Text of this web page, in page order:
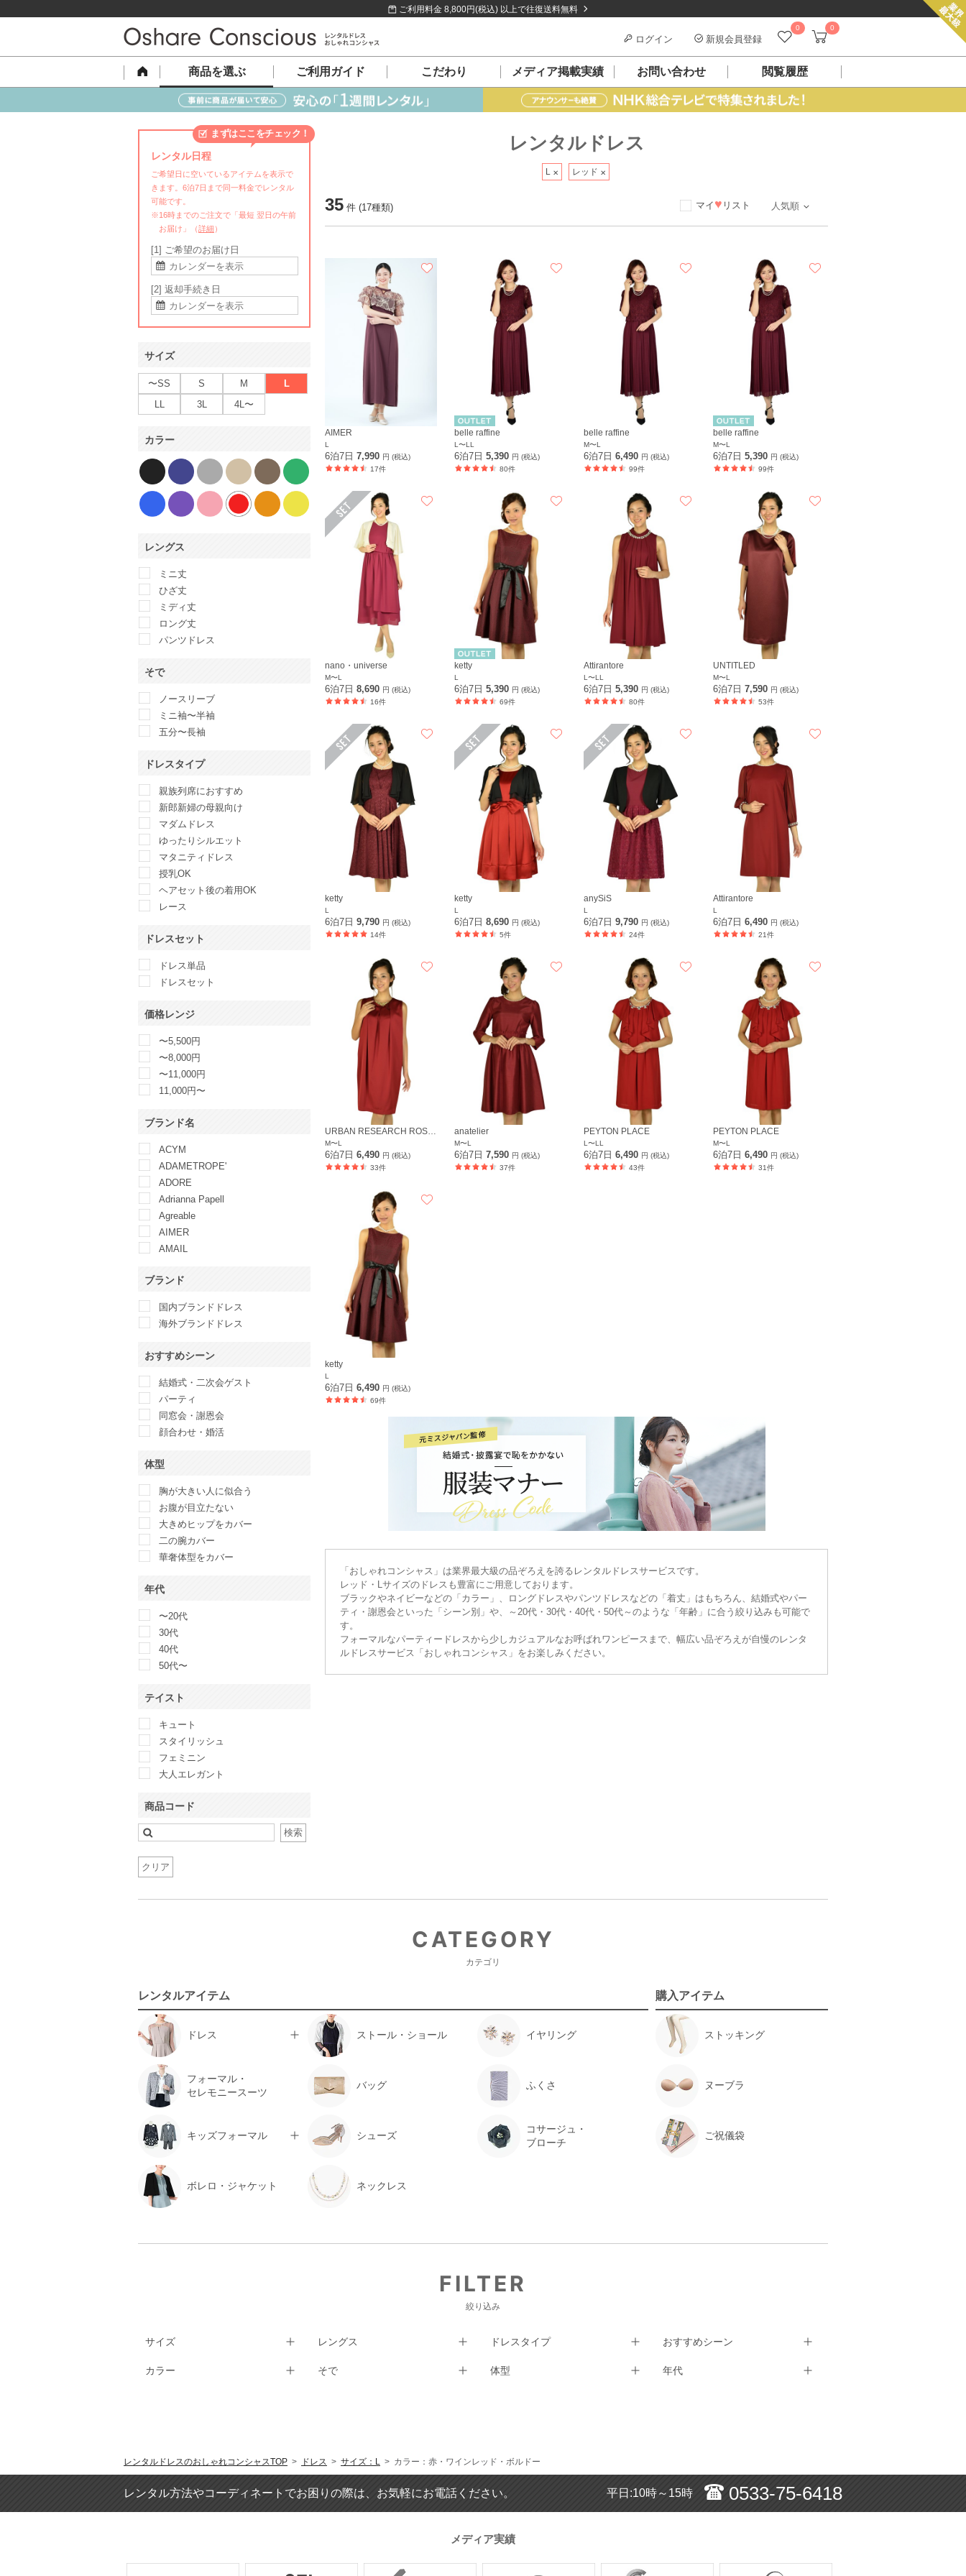
ご利用料金 8,800円(税込) 以上で往復送料無料
0 0
ログイン 新規会員登録
商品を選ぶ ご利用ガイド こだわり メディア掲載実績 お問い合わせ 閲覧履歴
レンタルドレス
L レッド
35 件 (17種類) マイ ♥ リスト 人気順
AIMER
L
6泊7日 7,990 円 (税込)
17件
belle raffine
L〜LL
6泊7日 5,390 円 (税込)
80件
belle raffine
M〜L
6泊7日 6,490 円 (税込)
99件
belle raffine
M〜L
6泊7日 5,390 円 (税込)
99件
nano・universe
M〜L
6泊7日 8,690 円 (税込)
16件
ketty
L
6泊7日 5,390 円 (税込)
69件
Attirantore
L〜LL
6泊7日 5,390 円 (税込)
80件
UNTITLED
M〜L
6泊7日 7,590 円 (税込)
53件
ketty
L
6泊7日 9,790 円 (税込)
14件
ketty
L
6泊7日 8,690 円 (税込)
5件
anySiS
L
6泊7日 9,790 円 (税込)
24件
Attirantore
L
6泊7日 6,490 円 (税込)
21件
URBAN RESEARCH ROSSO
M〜L
6泊7日 6,490 円 (税込)
33件
anatelier
M〜L
6泊7日 7,590 円 (税込)
37件
PEYTON PLACE
L〜LL
6泊7日 6,490 円 (税込)
43件
PEYTON PLACE
M〜L
6泊7日 6,490 円 (税込)
31件
ketty
L
6泊7日 6,490 円 (税込)
69件
「おしゃれコンシャス」は業界最大級の品ぞろえを誇るレンタルドレスサービスです。
レッド・Lサイズのドレスも豊富にご用意しております。
ブラックやネイビーなどの「カラー」、ロングドレスやパンツドレスなどの「着丈」はもちろん、結婚式やパー
ティ・謝恩会といった「シーン別」や、～20代・30代・40代・50代～のような「年齢」に合う絞り込みも可能で
す。
フォーマルなパーティードレスから少しカジュアルなお呼ばれワンピースまで、幅広い品ぞろえが自慢のレンタ
ルドレスサービス「おしゃれコンシャス」をお楽しみください。
まずはここをチェック！
レンタル日程
ご希望日に空いているアイテムを表示で
きます。6泊7日まで同一料金でレンタル
可能です。
※16時までのご注文で「最短 翌日の午前
お届け」（詳細 ）
[1] ご希望のお届け日
[2] 返却手続き日
サイズ
〜SS S M
L
LL
3L 4L〜
カラー
レングス
ミニ丈
ひざ丈
ミディ丈
ロング丈
パンツドレス
そで
ノースリーブ
ミニ袖〜半袖
五分〜長袖
ドレスタイプ
親族列席におすすめ
新郎新婦の母親向け
マダムドレス
ゆったりシルエット
マタニティドレス
授乳OK
ヘアセット後の着用OK
レース
ドレスセット
ドレス単品
ドレスセット
価格レンジ
〜5,500円
〜8,000円
〜11,000円
11,000円〜
ブランド名
ACYM
ADAMETROPE'
ADORE
Adrianna Papell
Agreable
AIMER
AMAIL
Ameri VINTAGE
ANAYI
And Couture
Another Edition
anuans
anySiS
Apploberry 東京ソワール
Apuweiser-riche
ASHILL
Attirantore
BANANA REPUBLIC
BCBG maxazria
BEAMS LIGHTS
BEAUTY&YOUTH UNITED
Belle current 東京イギン
belle raffine
Callarus
Calvin Klein
CAPRICIEUX LE’MAGE
CLANE
COCCOLUSSI 東京ソワール
COLLAGE GALLARDAGALANTE
CORTES WORKS
COUP DE CHANCE
CROON A SONG
D&G
Dalliance Kelly
Dear Princess
DELLISE NOIR
ecruefil
Eimy Pearl by POWDER SUGAR
EMMEL REFINES
EMOTIONALL DRESSES 東京ソワ
ール
EMPORIO ARMANI
epic day
ESCADA
esche
et.UNiVER
etoll.
ETRE TOKYO
GRACE CLASS
IENA
Igin Zibeline
IVANKA TRUMP
ブランド
国内ブランドドレス
海外ブランドドレス
おすすめシーン
結婚式・二次会ゲスト
パーティ
同窓会・謝恩会
顔合わせ・婚活
体型
胸が大きい人に似合う
お腹が目立たない
大きめヒップをカバー
二の腕カバー
華奢体型をカバー
年代
〜20代
30代
40代
50代〜
テイスト
キュート
スタイリッシュ
フェミニン
大人エレガント
商品コード
検索
クリア
CATEGORY
カテゴリ
レンタルアイテム
ドレス ストール・ショール イヤリング
フォーマル・
セレモニースーツ
バッグ ふくさ
キッズフォーマル シューズ
コサージュ・
ブローチ
ボレロ・ジャケット ネックレス
購入アイテム
ストッキング
ヌーブラ
ご祝儀袋
FILTER
絞り込み
サイズ レングス ドレスタイプ おすすめシーン
カラー そで 体型 年代
レンタルドレスのおしゃれコンシャスTOP > ドレス > サイズ：L > カラー：赤・ワインレッド・ボルドー
レンタル方法やコーディネートでお困りの際は、お気軽にお電話ください。 平日:10時～15時 0533-75-6418
メディア実績